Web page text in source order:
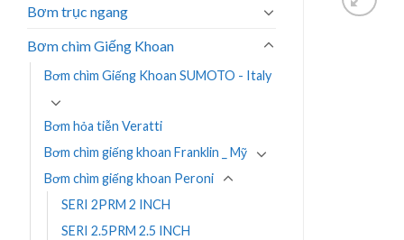
Bơm trục ngang
Bơm chìm Giếng Khoan
Bơm chìm Giếng Khoan SUMOTO - Italy
Bơm hỏa tiễn Veratti
Bơm chìm giếng khoan Franklin _ Mỹ
Bơm chìm giếng khoan Peroni
SERI 2PRM 2 INCH
SERI 2.5PRM 2.5 INCH